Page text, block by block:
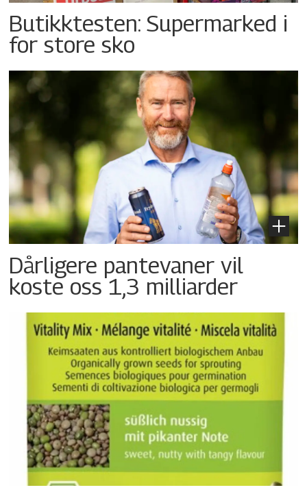
Butikktesten: Supermarked i
for store sko
Dårligere pantevaner vil
koste oss 1,3 milliarder